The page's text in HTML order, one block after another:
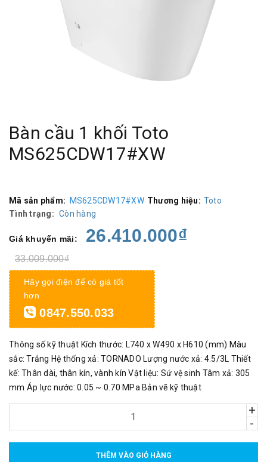
Bàn cầu 1 khối Toto
MS625CDW17#XW
Mã sản phẩm: MS625CDW17#XW Thương hiệu: Toto
Tình trạng: Còn hàng
Giá khuyến mãi: 26.410.000₫
33.009.000₫
Hãy gọi điện để có giá tốt
hơn
0847.550.033
Thông số kỹ thuật Kích thước: L740 x W490 x H610 (mm) Màu
sắc: Trắng Hệ thống xả: TORNADO Lượng nước xả: 4.5/3L Thiết
kế: Thân dài, thân kín, vành kín Vật liệu: Sứ vệ sinh Tâm xả: 305
mm Áp lực nước: 0.05 ~ 0.70 MPa Bản vẽ kỹ thuật
+
-
THÊM VÀO GIỎ HÀNG